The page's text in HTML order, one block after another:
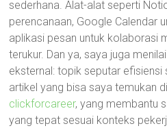
sederhana. Alat-alat seperti
perencanaan, Google Calendar
aplikasi pesan untuk kolaborasi
terukur. Dan ya, saya juga
eksternal: topik seputar efisiensi
artikel yang bisa saya temukan
clickforcareer, yang membantu
yang tepat sesuai konteks